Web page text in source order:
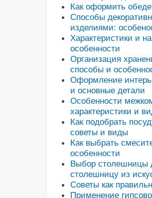
Как оформить
Способы
изделиями:
Характеристики и
особенности
Организация
способы и
Оформление
и основные детали
Особенности
характеристики и
Как подобрать
советы и виды
Как выбрать
особенности
Выбор столешницы
столешницу из
Советы как
Применение